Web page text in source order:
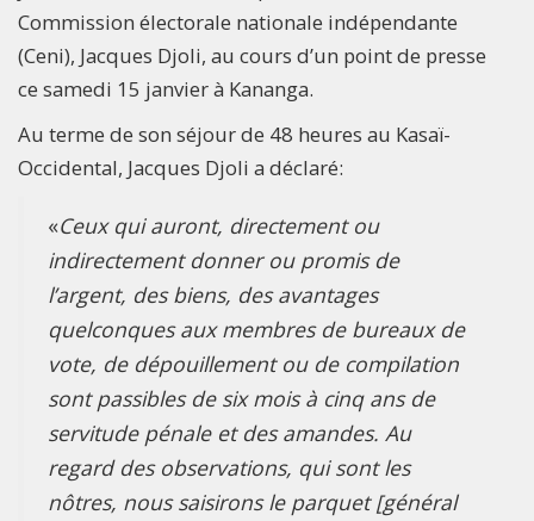
Commission électorale nationale indépendante
(Ceni), Jacques Djoli, au cours d’un point de presse
ce samedi 15 janvier à Kananga.
Au terme de son séjour de 48 heures au Kasaï-
Occidental, Jacques Djoli a déclaré:
«Ceux qui auront, directement ou
indirectement donner ou promis de
l’argent, des biens, des avantages
quelconques aux membres de bureaux de
vote, de dépouillement ou de compilation
sont passibles de six mois à cinq ans de
servitude pénale et des amandes. Au
regard des observations, qui sont les
nôtres, nous saisirons le parquet [général